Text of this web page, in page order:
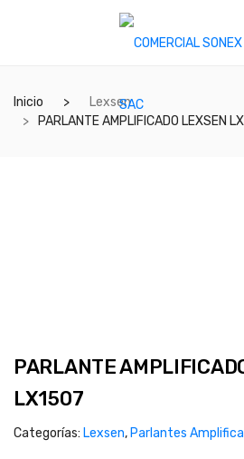
Inicio
Lexsen
PARLANTE AMPLIFICADO LEXSEN
PARLANTE
LX1507
Categorías: Lexsen, Parlantes